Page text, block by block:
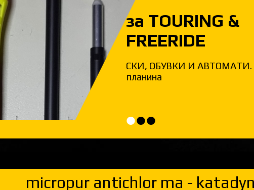
за TOURING &
FREERIDE
СКИ, ОБУВКИ И АВТОМАТИ.
планина
•••
micropur antichlor ma -